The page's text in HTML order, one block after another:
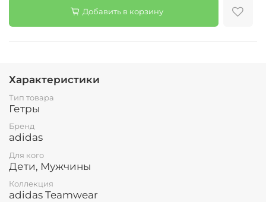
Добавить в корзину
Характеристики
Тип товара
Гетры
Бренд
adidas
Для кого
Дети, Мужчины
Коллекция
adidas Teamwear